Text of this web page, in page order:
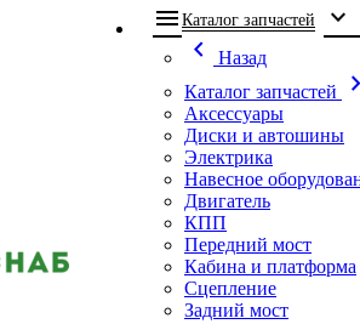
menu Каталог запчастей expand_more
chevron_left
Назад
Каталог запчастей
chevron_right
Аксессуары
Диски и автошины
Электрика
Навесное
Двигатель
КПП
Передний мост
Кабина и платформа
Сцепление
Задний мост